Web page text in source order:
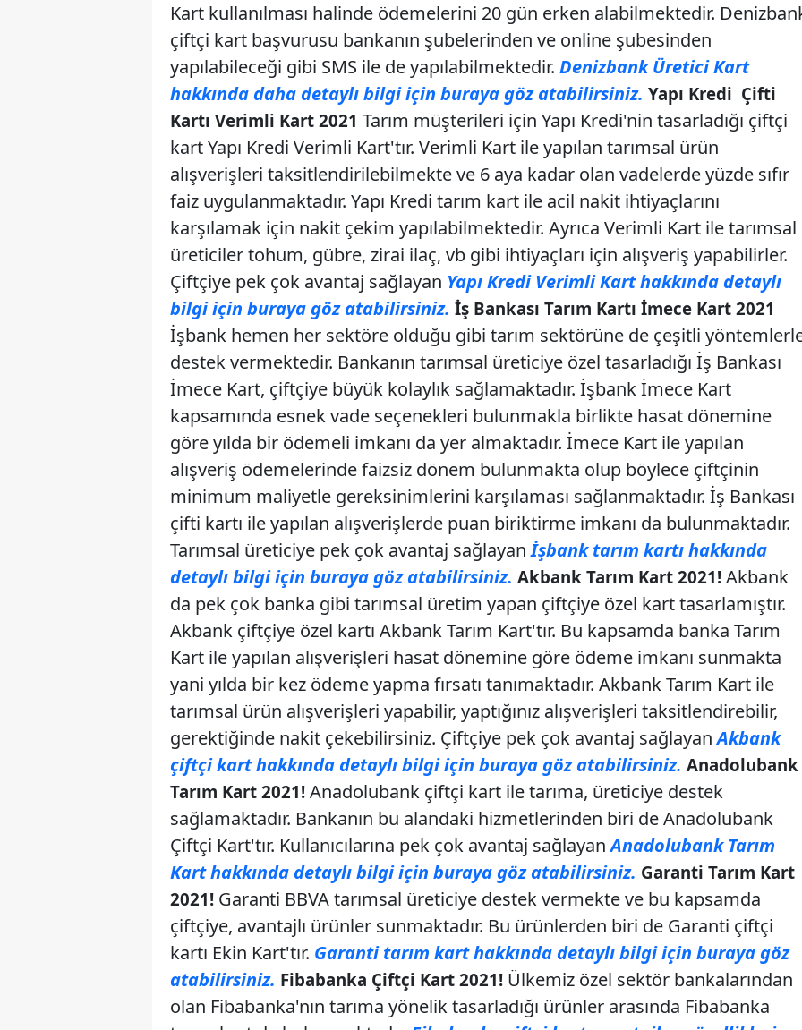
Kart kullanılması halinde ödemelerini 20 gün erken alabilmektedir.
çiftçi kart başvurusu bankanın şubelerinden ve online şubesinden
yapılabileceği gibi SMS ile de yapılabilmektedir. Denizbank Üretici Kart
hakkında daha detaylı bilgi için buraya göz atabilirsiniz. Yapı Kredi Çifti
Kartı Verimli Kart 2021 Tarım müşterileri için Yapı Kredi'nin tasarladığı çiftçi
kart Yapı Kredi Verimli Kart'tır. Verimli Kart ile yapılan tarımsal ürün
alışverişleri taksitlendirilebilmekte ve 6 aya kadar olan vadelerde yüzde sıfır
faiz uygulanmaktadır. Yapı Kredi tarım kart ile acil nakit ihtiyaçlarını
karşılamak için nakit çekim yapılabilmektedir. Ayrıca Verimli Kart ile tarımsal
üreticiler tohum, gübre, zirai ilaç, vb gibi ihtiyaçları için alışveriş yapabilirler.
Çiftçiye pek çok avantaj sağlayan Yapı Kredi Verimli Kart hakkında detaylı
bilgi için buraya göz atabilirsiniz. İş Bankası Tarım Kartı İmece Kart 2021
İşbank hemen her sektöre olduğu gibi tarım sektörüne de çeşitli
destek vermektedir. Bankanın tarımsal üreticiye özel tasarladığı İş Bankası
İmece Kart, çiftçiye büyük kolaylık sağlamaktadır. İşbank İmece Kart
kapsamında esnek vade seçenekleri bulunmakla birlikte hasat dönemine
göre yılda bir ödemeli imkanı da yer almaktadır. İmece Kart ile yapılan
alışveriş ödemelerinde faizsiz dönem bulunmakta olup böylece çiftçinin
minimum maliyetle gereksinimlerini karşılaması sağlanmaktadır. İş Bankası
çifti kartı ile yapılan alışverişlerde puan biriktirme imkanı da bulunmaktadır.
Tarımsal üreticiye pek çok avantaj sağlayanİşbank tarım kartı hakkında
detaylı bilgi için buraya göz atabilirsiniz. Akbank Tarım Kart 2021! Akbank
da pek çok banka gibi tarımsal üretim yapan çiftçiye özel kart tasarlamıştır.
Akbank çiftçiye özel kartı Akbank Tarım Kart'tır. Bu kapsamda banka Tarım
Kart ile yapılan alışverişleri hasat dönemine göre ödeme imkanı sunmakta
yani yılda bir kez ödeme yapma fırsatı tanımaktadır. Akbank Tarım Kart ile
tarımsal ürün alışverişleri yapabilir, yaptığınız alışverişleri taksitlendirebilir,
gerektiğinde nakit çekebilirsiniz. Çiftçiye pek çok avantaj sağlayanAkbank
çiftçi kart hakkında detaylı bilgi için buraya göz atabilirsiniz. Anadolubank
Tarım Kart 2021! Anadolubank çiftçi kart ile tarıma, üreticiye destek
sağlamaktadır. Bankanın bu alandaki hizmetlerinden biri de Anadolubank
Çiftçi Kart'tır. Kullanıcılarına pek çok avantaj sağlayanAnadolubank Tarım
Kart hakkında detaylı bilgi için buraya göz atabilirsiniz. Garanti Tarım Kart
2021! Garanti BBVA tarımsal üreticiye destek vermekte ve bu kapsamda
çiftçiye, avantajlı ürünler sunmaktadır. Bu ürünlerden biri de Garanti çiftçi
kartı Ekin Kart'tır. Garanti tarım kart hakkında detaylı bilgi için buraya göz
atabilirsiniz. Fibabanka Çiftçi Kart 2021! Ülkemiz özel sektör bankalarından
olan Fibabanka'nın tarıma yönelik tasarladığı ürünler arasında Fibabanka